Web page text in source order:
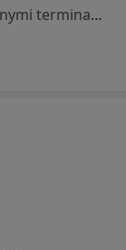
Brak dostępnych specjalistów z wolnymi terminami w tym centrum medycznym.